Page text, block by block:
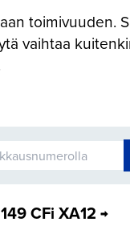
toimivuuden.
vaihtaa
CFi XA12